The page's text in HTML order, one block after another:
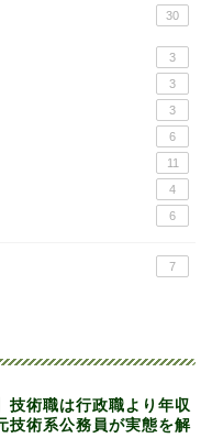
30
3
3
3
6
11
4
6
7
技術職は行政職より年収
技術系公務員が実態を解